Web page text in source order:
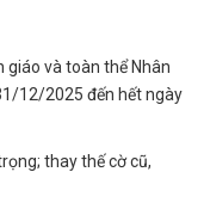
giáo và toàn thể Nhân
12/2025 đến hết ngày
thay thế cờ cũ,